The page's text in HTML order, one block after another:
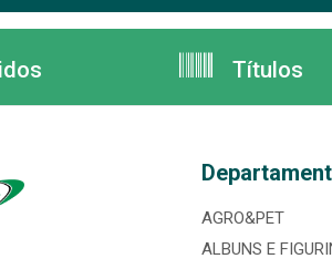
Títulos
AGRO&PET
ALBUNS E